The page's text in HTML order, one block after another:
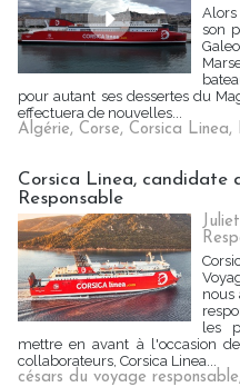
son
pour autant ses dessertes du
effectuera de nouvelles...
Algérie, Corse, Corsica Linea,
Corsica Linea, candidate
Responsable
nous
les
mettre en avant à l'occasion
collaborateurs, Corsica Linea...
césars du voyage responsable,